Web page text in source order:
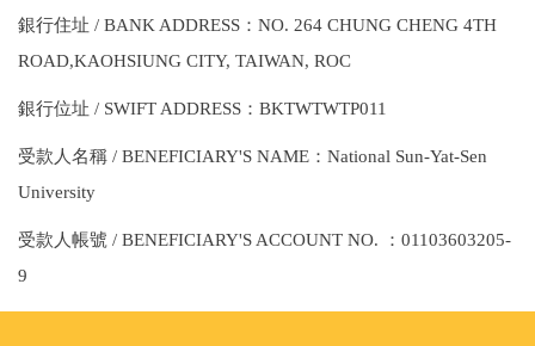
銀行住址 / BANK ADDRESS：NO. 264 CHUNG CHENG 4TH
ROAD,KAOHSIUNG CITY, TAIWAN, ROC
銀行位址 / SWIFT ADDRESS：BKTWTWTP011
受款人名稱 / BENEFICIARY'S NAME：National Sun-Yat-Sen
University
受款人帳號 / BENEFICIARY'S ACCOUNT NO. ：01103603205-
9